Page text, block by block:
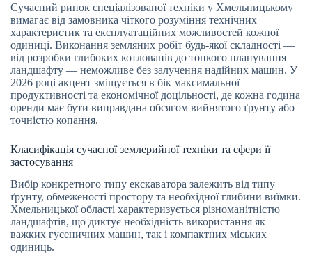
Сучасний ринок спеціалізованої техніки у Хмельницькому
вимагає від замовника чіткого розуміння технічних
характеристик та експлуатаційних можливостей кожної
одиниці. Виконання земляних робіт будь-якої складності —
від розробки глибоких котлованів до тонкого планування
ландшафту — неможливе без залучення надійних машин. У
2026 році акцент зміщується в бік максимальної
продуктивності та економічної доцільності, де кожна година
оренди має бути виправдана обсягом вийнятого ґрунту або
точністю копання.
Класифікація сучасної землерийної техніки та сфери її
застосування
Вибір конкретного типу екскаватора залежить від типу
ґрунту, обмеженості простору та необхідної глибини виїмки.
Хмельницької області характеризується різноманітністю
ландшафтів, що диктує необхідність використання як
важких гусеничних машин, так і компактних міських
одиниць.